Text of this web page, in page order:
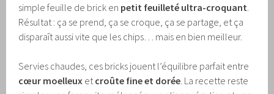
simple feuille de brick en petit feuilleté ultra-croquant
Résultat : ça se prend, ça se croque, ça se partage, et ça
disparaît aussi vite que les chips… mais en bien meilleur.
Servies chaudes, ces bricks jouent l’équilibre parfait entre
cœur moelleux et croûte fine et dorée . La recette reste